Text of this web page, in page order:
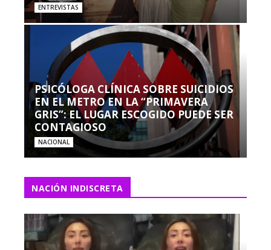
ENTREVISTAS
PSICÓLOGA CLÍNICA SOBRE SUICIDIOS
EN EL METRO EN LA “PRIMAVERA
GRIS”: EL LUGAR ESCOGIDO PUEDE SER
CONTAGIOSO
NACIONAL
NACIÓN INDISCRETA